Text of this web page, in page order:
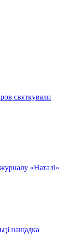
святкували
«Наталі»
нащадка